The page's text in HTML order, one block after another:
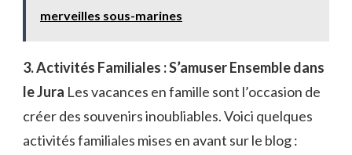
merveilles sous-marines
3. Activités Familiales : S’amuser Ensemble dans
le Jura Les vacances en famille sont l’occasion de
créer des souvenirs inoubliables. Voici quelques
activités familiales mises en avant sur le blog :